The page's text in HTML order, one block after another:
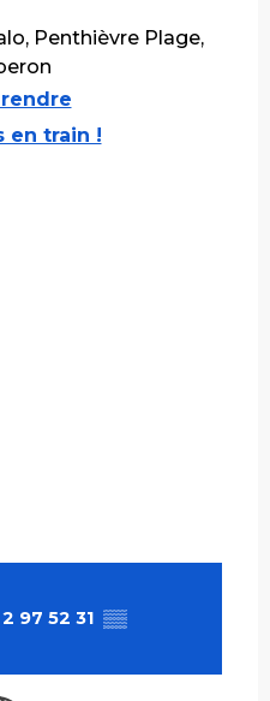
Penthièvre Plage,
en train !
97 52 31 ▒▒